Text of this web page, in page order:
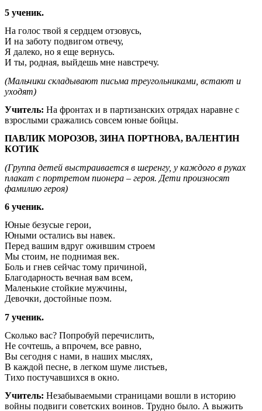
5 ученик.
На голос твой я сердцем отзовусь,
И на заботу подвигом отвечу,
Я далеко, но я еще вернусь.
И ты, родная, выйдешь мне навстречу.
(Мальчики складывают письма треугольниками, встают и
уходят)
Учитель: На фронтах и в партизанских отрядах наравне с
взрослыми сражались совсем юные бойцы.
ПАВЛИК МОРОЗОВ, ЗИНА ПОРТНОВА, ВАЛЕНТИН
КОТИК
(Группа детей выстраивается в шеренгу, у каждого в руках
плакат с портретом пионера – героя. Дети произносят
фамилию героя)
6 ученик.
Юные безусые герои,
Юными остались вы навек.
Перед вашим вдруг ожившим строем
Мы стоим, не поднимая век.
Боль и гнев сейчас тому причиной,
Благодарность вечная вам всем,
Маленькие стойкие мужчины,
Девочки, достойные поэм.
7 ученик.
Сколько вас? Попробуй перечислить,
Не сочтешь, а впрочем, все равно,
Вы сегодня с нами, в наших мыслях,
В каждой песне, в легком шуме листьев,
Тихо постучавшихся в окно.
Учитель: Незабываемыми страницами вошли в историю
войны подвиги советских воинов. Трудно было. А выжить